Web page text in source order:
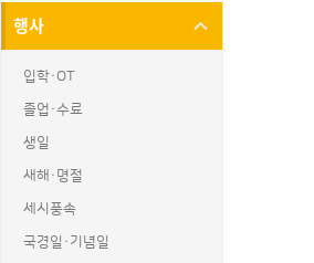
행사
입학·OT
졸업·수료
생일
새해·명절
세시풍속
국경일·기념일